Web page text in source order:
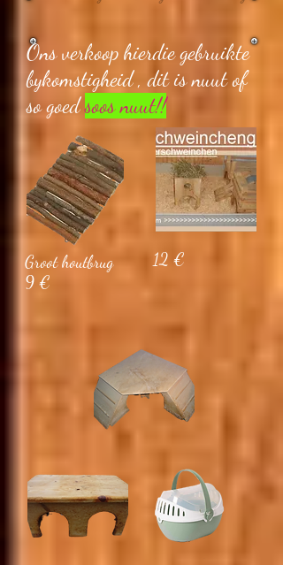
Ons verkoop hierdie gebruikte
bykomstigheid , dit is nuut of
so goed soos nuut!!
Groot houtbrug
9 €
12 €